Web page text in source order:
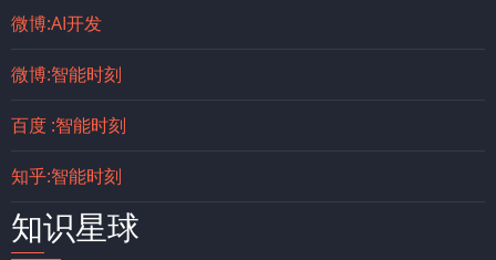
微博:AI开发
微博:智能时刻
百度 :智能时刻
知乎:智能时刻
知识星球